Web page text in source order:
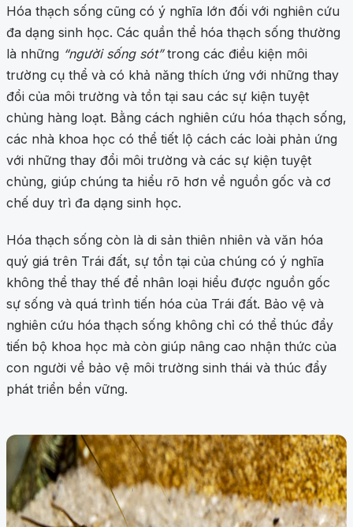
Hóa thạch sống cũng có ý nghĩa lớn đối với nghiên cứu
đa dạng sinh học. Các quần thể hóa thạch sống thường
là những “người sống sót”trong các điều kiện môi
trường cụ thể và có khả năng thích ứng với những thay
đổi của môi trường và tồn tại sau các sự kiện tuyệt
chủng hàng loạt. Bằng cách nghiên cứu hóa thạch sống,
các nhà khoa học có thể tiết lộ cách các loài phản ứng
với những thay đổi môi trường và các sự kiện tuyệt
chủng, giúp chúng ta hiểu rõ hơn về nguồn gốc và cơ
chế duy trì đa dạng sinh học.
Hóa thạch sống còn là di sản thiên nhiên và văn hóa
quý giá trên Trái đất, sự tồn tại của chúng có ý nghĩa
không thể thay thế để nhân loại hiểu được nguồn gốc
sự sống và quá trình tiến hóa của Trái đất. Bảo vệ và
nghiên cứu hóa thạch sống không chỉ có thể thúc đẩy
tiến bộ khoa học mà còn giúp nâng cao nhận thức của
con người về bảo vệ môi trường sinh thái và thúc đẩy
phát triển bền vững.